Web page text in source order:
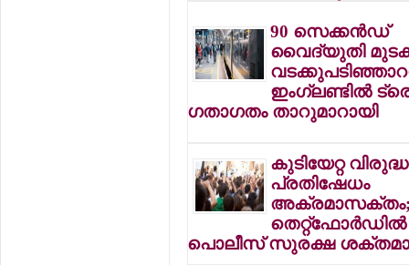
90 സെക്കന്‍ഡ്
വൈദ്യുതി
ഇംഗ്ലണ്ടില്‍
ഗതാഗതം താറുമാറായി
കുടിയേറ്റ വിരുദ്ധ
പ്രതിഷേധം
തെറ്റ്ഫോര്‍ഡില്‍
പൊലീസ് സുരക്ഷ